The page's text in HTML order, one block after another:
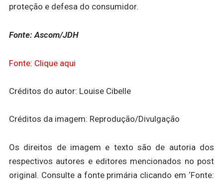
proteção e defesa do consumidor.
Fonte: Ascom/JDH
Fonte: Clique aqui
Créditos do autor: Louise Cibelle
Créditos da imagem: Reprodução/Divulgação
Os direitos de imagem e texto são de autoria dos
respectivos autores e editores mencionados no post
original. Consulte a fonte primária clicando em ‘Fonte: